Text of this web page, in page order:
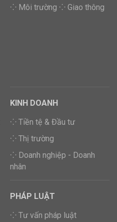
⁘ Môi trường ⁘ Giao thông
KINH DOANH
⁘ Tiền tệ & Đầu tư
⁘ Thị trường
⁘ Doanh nghiệp - Doanh
nhân
PHÁP LUẬT
⁘ Tư vấn pháp luật